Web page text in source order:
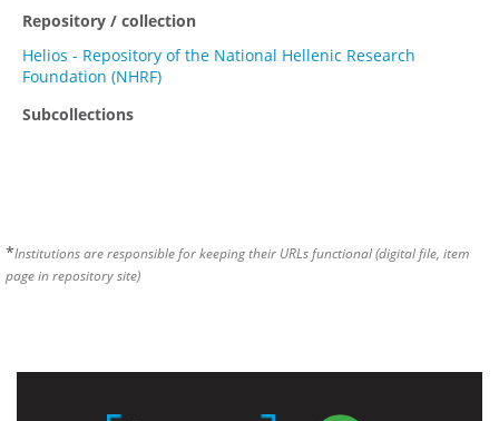
Repository / collection
Helios - Repository of the National Hellenic Research
Foundation (NHRF)
Subcollections
*Institutions are responsible for keeping their URLs functional (digital file, item
page in repository site)